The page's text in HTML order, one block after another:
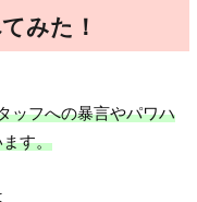
みた！
ッフへの暴言やパワハ
す。